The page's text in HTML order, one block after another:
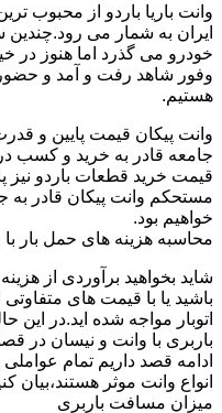
وانت باریا باردو از محبوب
ایران به شمار می رود.چندین
خودرو می گذرد اما هنوز در
وفور شاهد رفت و آمد و
هستیم.
وانت پیکان قیمت پایین و
جامعه قادر به خرید و کسب
قیمت خرید قطعات باردو
مستحکم وانت پیکان قادر به
خواهیم بود.
محاسبه هزینه های حمل بار
شاید بخواهید برآوردی از
باشید یا با قیمت های
اتوبار مواجه شده اید.در این
باربری با وانت و نیسان در
ادامه قصد داریم تمام
انواع وانت موثر هستند،بیان
میزان مسافت باربری